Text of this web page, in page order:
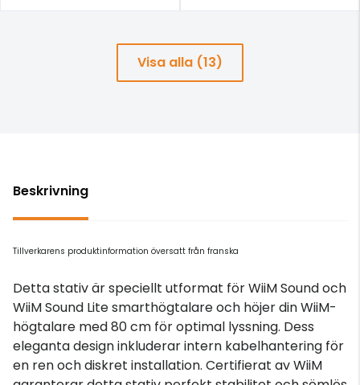
Visa alla (13)
Beskrivning
Tillverkarens produktinformation översatt från franska
Detta stativ är speciellt utformat för WiiM Sound och
WiiM Sound Lite smarthögtalare och höjer din WiiM-
högtalare med 80 cm för optimal lyssning. Dess
eleganta design inkluderar intern kabelhantering för
en ren och diskret installation. Certifierat av WiiM